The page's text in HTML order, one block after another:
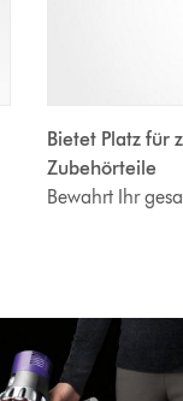
Bietet Platz für
Zubehörteile
Bewahrt Ihr